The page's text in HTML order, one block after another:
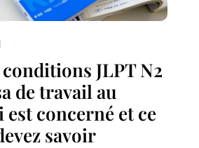
JLPT N2
de travail au
est concerné et ce
savoir